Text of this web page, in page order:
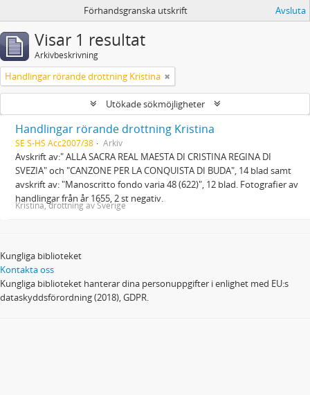
Förhandsgranska utskrift Avsluta
Visar 1 resultat
Arkivbeskrivning
Handlingar rörande drottning Kristina
Utökade sökmöjligheter
Handlingar rörande drottning Kristina
SE S-HS Acc2007/38 Arkiv
Avskrift av:" ALLA SACRA REAL MAESTA DI CRISTINA REGINA DI
SVEZIA" och "CANZONE PER LA CONQUISTA DI BUDA", 14 blad samt
avskrift av: "Manoscritto fondo varia 48 (622)", 12 blad. Fotografier av
handlingar från år 1655, 2 st negativ.
Kristina, drottning av Sverige
Kungliga biblioteket
Kontakta oss
Kungliga biblioteket hanterar dina personuppgifter i enlighet med EU:s
dataskyddsförordning (2018), GDPR.